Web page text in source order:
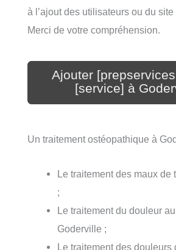
à l’ajout des utilisateurs ou du
Merci de votre compréhension.
Ajouter
[service] à
Un traitement ostéopathique à
Le traitement des maux de
;
Le traitement du douleur
Goderville ;
Le traitement des douleurs